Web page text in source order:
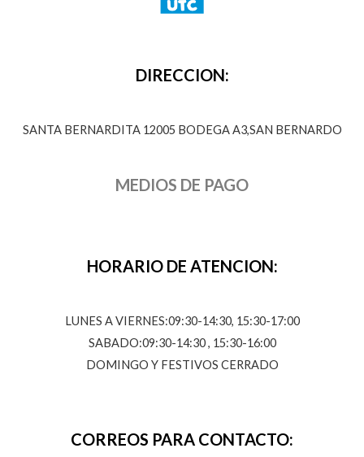
DIRECCION:
SANTA BERNARDITA 12005 BODEGA A3,SAN BERNARDO
MEDIOS DE PAGO
HORARIO DE ATENCION:
LUNES A VIERNES:09:30-14:30, 15:30-17:00
SABADO:09:30-14:30 , 15:30-16:00
DOMINGO Y FESTIVOS CERRADO
CORREOS PARA CONTACTO: